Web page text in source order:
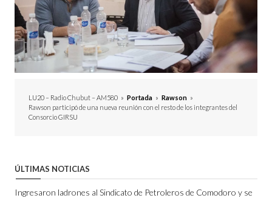
LU20 – Radio Chubut – AM580 » Portada » Rawson »
Rawson participó de una nueva reunión con el resto de los integrantes del
Consorcio GIRSU
ÚLTIMAS NOTICIAS
Ingresaron ladrones al Sindicato de Petroleros de Comodoro y se